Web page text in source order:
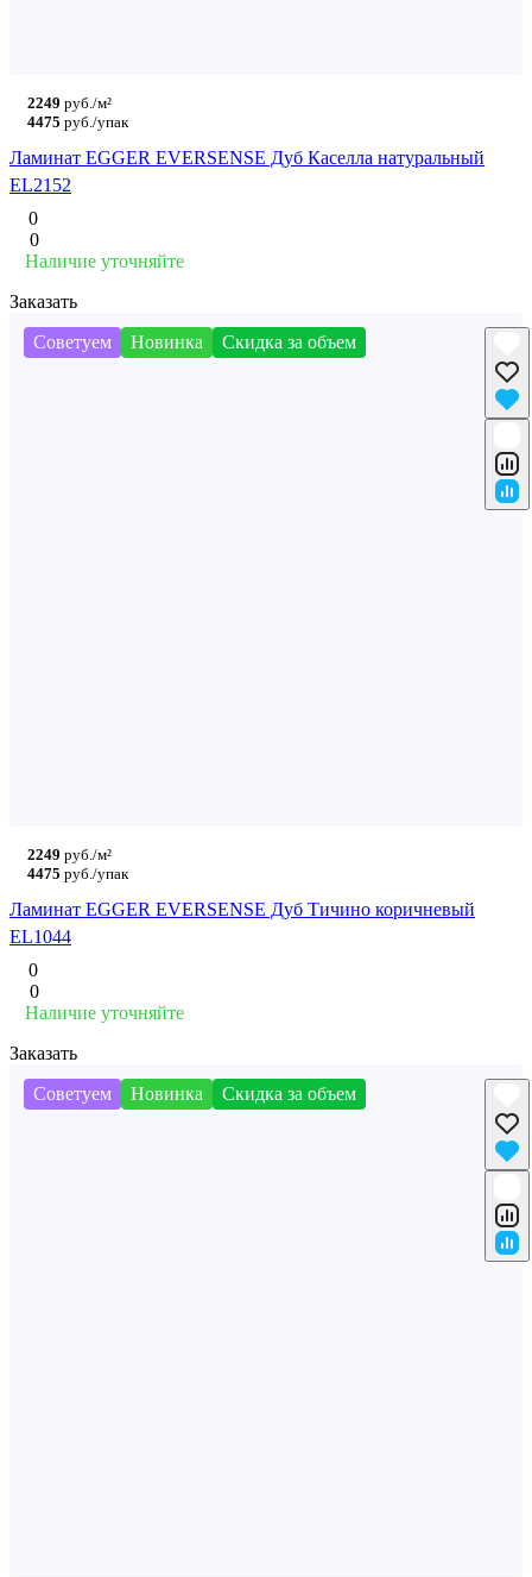
2249 руб./м²
4475 руб./упак
Ламинат EGGER EVERSENSE Дуб Каселла натуральный
EL2152
0
0
Наличие уточняйте
Заказать
Советуем
Новинка Скидка за объем
2249 руб./м²
4475 руб./упак
Ламинат EGGER EVERSENSE Дуб Тичино коричневый
EL1044
0
0
Наличие уточняйте
Заказать
Советуем
Новинка Скидка за объем